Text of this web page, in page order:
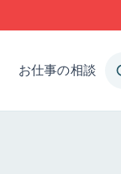
お仕事の相談